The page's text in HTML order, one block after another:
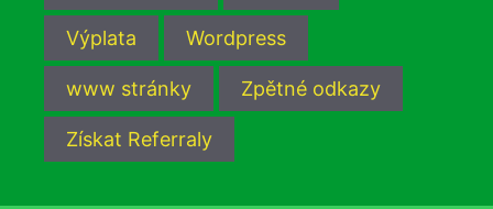
Výplata Wordpress
www stránky Zpětné odkazy
Získat Referraly